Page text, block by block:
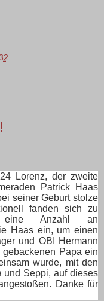
Lorenz, der zweite
Patrick Haas
seiner Geburt stolze
fanden sich zu
eine Anzahl an
Haas ein, um einen
und OBI Hermann
Papa ein
wurde, mit den
und Seppi, auf dieses
Danke für